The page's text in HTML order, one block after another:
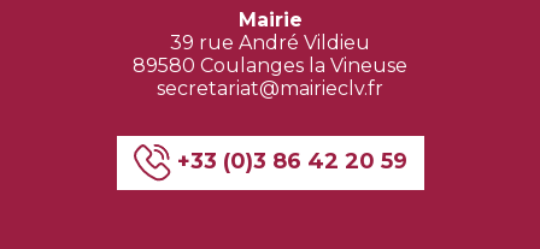
Mairie
39 rue André Vildieu
89580 Coulanges la Vineuse
secretariat@mairieclv.fr
+33 (0)3 86 42 20 59